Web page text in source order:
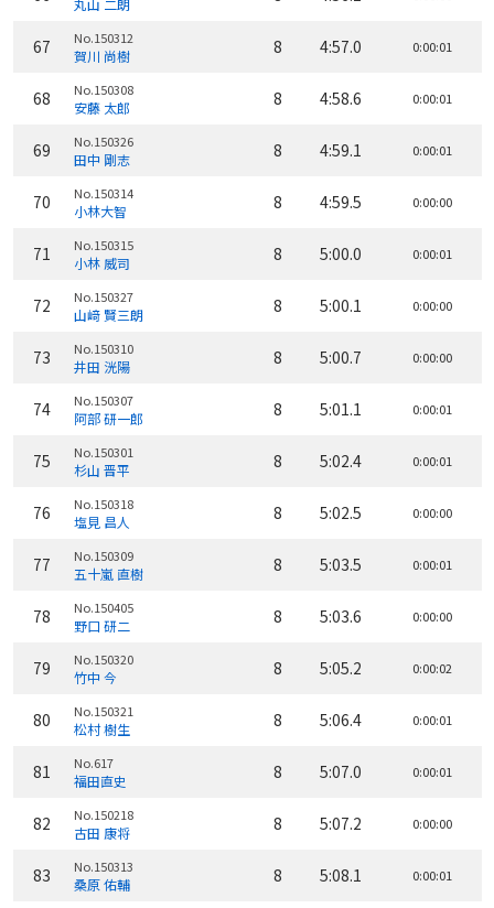
丸山 二朗
67 No.150312
賀川 尚樹 8 4:57.0 0:00:01
68 No.150308
安藤 太郎 8 4:58.6 0:00:01
69 No.150326
田中 剛志 8 4:59.1 0:00:01
70 No.150314
小林大智 8 4:59.5 0:00:00
71 No.150315
小林 威司 8 5:00.0 0:00:01
72 No.150327
山﨑 賢三朗 8 5:00.1 0:00:00
73 No.150310
井田 洸陽 8 5:00.7 0:00:00
74 No.150307
阿部 研一郎 8 5:01.1 0:00:01
75 No.150301
杉山 晋平 8 5:02.4 0:00:01
76 No.150318
塩見 昌人 8 5:02.5 0:00:00
77 No.150309
五十嵐 直樹 8 5:03.5 0:00:01
78 No.150405
野口 研二 8 5:03.6 0:00:00
79 No.150320
竹中 今 8 5:05.2 0:00:02
80 No.150321
松村 樹生 8 5:06.4 0:00:01
81 No.617
福田直史 8 5:07.0 0:00:01
82 No.150218
古田 康将 8 5:07.2 0:00:00
83 No.150313
桑原 佑輔 8 5:08.1 0:00:01